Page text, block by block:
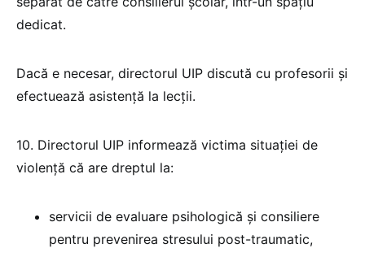
dedicat.
Dacă e necesar, directorul UIP discută cu profesorii și
efectuează asistență la lecții.
10. Directorul UIP informează victima situației de
violență că are dreptul la:
servicii de evaluare psihologică și consiliere
pentru prevenirea stresului post-traumatic,